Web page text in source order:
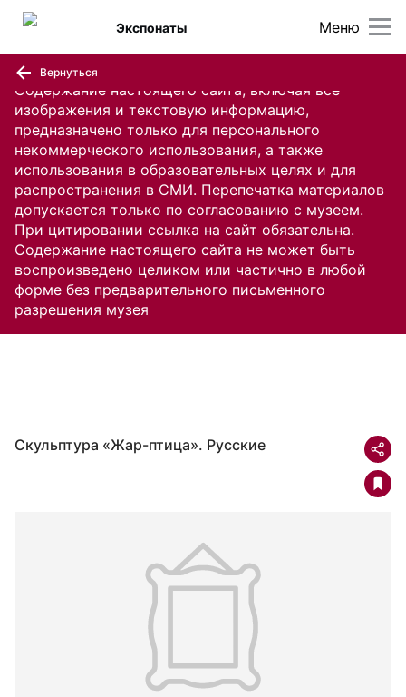
Содержание настоящего сайта, включая все
изображения и текстовую информацию,
предназначено только для персонального
некоммерческого использования, а также
использования в образовательных целях и для
распространения в СМИ. Перепечатка материалов
допускается только по согласованию с музеем.
При цитировании ссылка на сайт обязательна.
Содержание настоящего сайта не может быть
воспроизведено целиком или частично в любой
форме без предварительного письменного
разрешения музея
Меню
Экспонаты
Вернуться
Скульптура «Жар-птица». Русские